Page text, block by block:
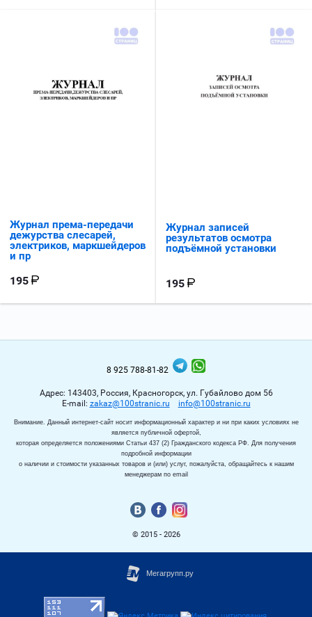
Журнал према-передачи
дежурства слесарей,
электриков, маркшейдеров
и пр
195
Журнал записей
результатов осмотра
подъёмной установки
195
8 925 788-81-82
Адрес: 143403, Россия, Красногорск, ул. Губайлово дом 56
Е-mail: zakaz@100stranic.ru info@100stranic.ru
Внимание. Данный интернет-сайт носит информационный характер и ни при каких условиях не
является публичной офертой,
которая определяется положениями Статьи 437 (2) Гражданского кодекса РФ. Для получения
подробной информации
о наличии и стоимости указанных товаров и (или) услуг, пожалуйста, обращайтесь к нашим
менеджерам по email
© 2015 - 2026